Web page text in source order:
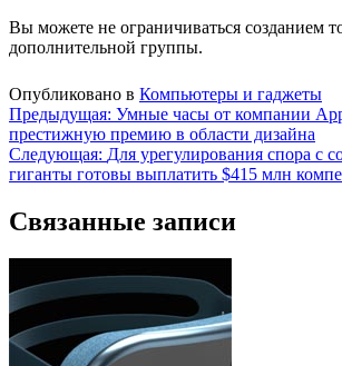
Вы можете не ограничиваться созданием
дополнительной группы.
Опубликовано в Компьютеры и гаджеты
Навигация
по
записям
Предыдущая: Умные часы от компании
престижную премию в области дизайна
Следующая: Для урегулирования спора с
гиганты готовы выплатить $415 млн
Связанные записи